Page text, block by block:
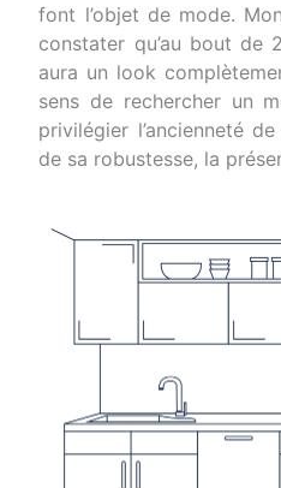
font l’objet de mode.
constater qu’au bout de
aura un look
sens de rechercher un
privilégier l’ancienneté
de sa robustesse, la